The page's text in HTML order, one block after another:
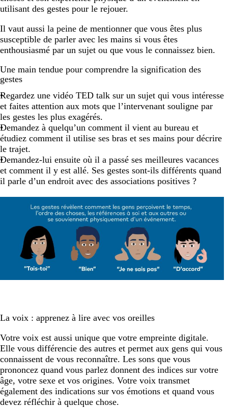
utilisant des gestes pour le rejouer.
Il vaut aussi la peine de mentionner que vous êtes plus
susceptible de parler avec les mains si vous êtes
enthousiasmé par un sujet ou que vous le connaissez bien.
Une main tendue pour comprendre la signification des
gestes
Regardez une vidéo TED talk sur un sujet qui vous intéresse
et faites attention aux mots que l’intervenant souligne par
les gestes les plus exagérés.
Demandez à quelqu’un comment il vient au bureau et
étudiez comment il utilise ses bras et ses mains pour décrire
le trajet.
Demandez-lui ensuite où il a passé ses meilleures vacances
et comment il y est allé. Ses gestes sont-ils différents quand
il parle d’un endroit avec des associations positives ?
La voix : apprenez à lire avec vos oreilles
Votre voix est aussi unique que votre empreinte digitale.
Elle vous différencie des autres et permet aux gens qui vous
connaissent de vous reconnaître. Les sons que vous
prononcez quand vous parlez donnent des indices sur votre
âge, votre sexe et vos origines. Votre voix transmet
également des indications sur vos émotions et quand vous
devez réfléchir à quelque chose.